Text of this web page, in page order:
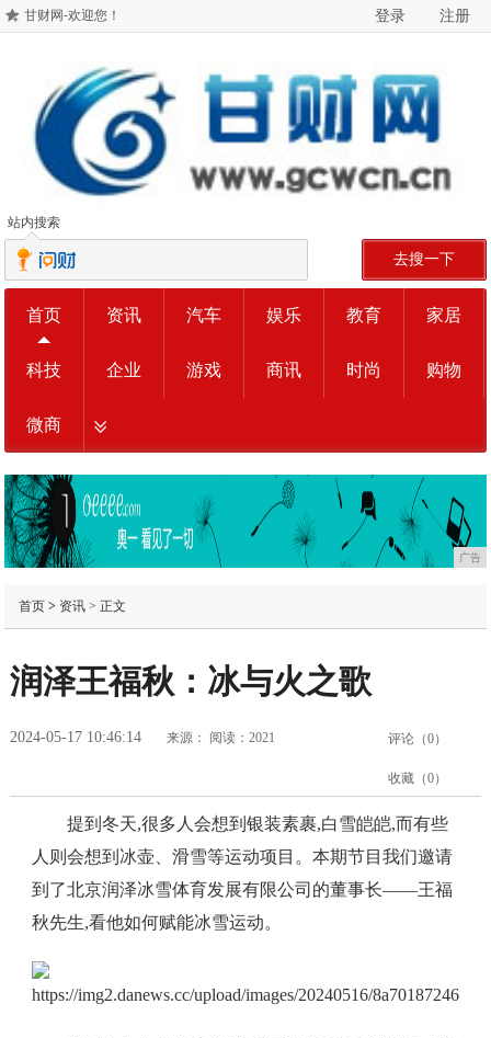
甘财网-欢迎您！ 登录 注册
站内搜索
去搜一下
首页 资讯 汽车 娱乐 教育 家居
科技 企业 游戏 商讯 时尚 购物
微商
广告
首页> 资讯> 正文
润泽王福秋：冰与火之歌
2024-05-17 10:46:14 来源： 阅读：2021 评论（0）
收藏（0）
提到冬天,很多人会想到银装素裹,白雪皑皑,而有些
人则会想到冰壶、滑雪等运动项目。本期节目我们邀请
到了北京润泽冰雪体育发展有限公司的董事长——王福
秋先生,看他如何赋能冰雪运动。